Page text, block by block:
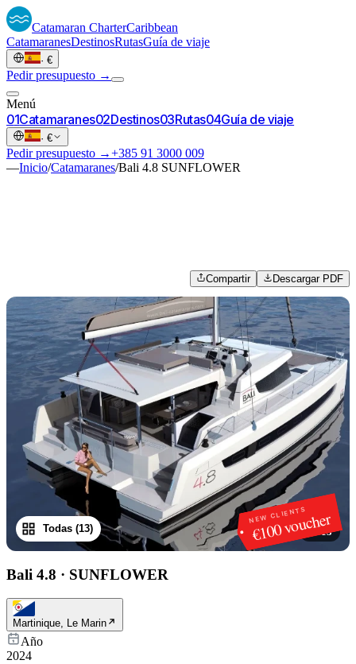
Catamaran CharterCaribbean
CatamaranesDestinosRutasGuía de viaje
· €
Pedir presupuesto →
Menú
01Catamaranes02Destinos03Rutas04Guía de viaje
· €
Pedir presupuesto →+385 91 3000 009
—Inicio/Catamaranes/Bali 4.8 SUNFLOWER
Compartir Descargar PDF
NEW CLIENTS
€100 voucher
1/13
Todas (13)
Bali 4.8 · SUNFLOWER
Martinique, Le Marin
Año
2024